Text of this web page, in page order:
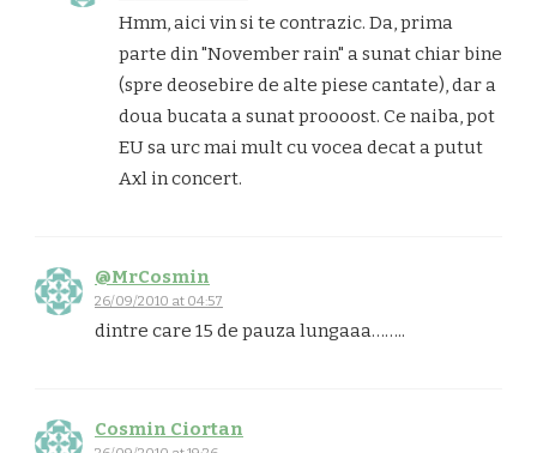
Hmm, aici vin si te contrazic. Da, prima
parte din "November rain" a sunat chiar bine
(spre deosebire de alte piese cantate), dar a
doua bucata a sunat proooost. Ce naiba, pot
EU sa urc mai mult cu vocea decat a putut
Axl in concert.
@MrCosmin
26/09/2010 at 04:57
dintre care 15 de pauza lungaaa……..
Cosmin Ciortan